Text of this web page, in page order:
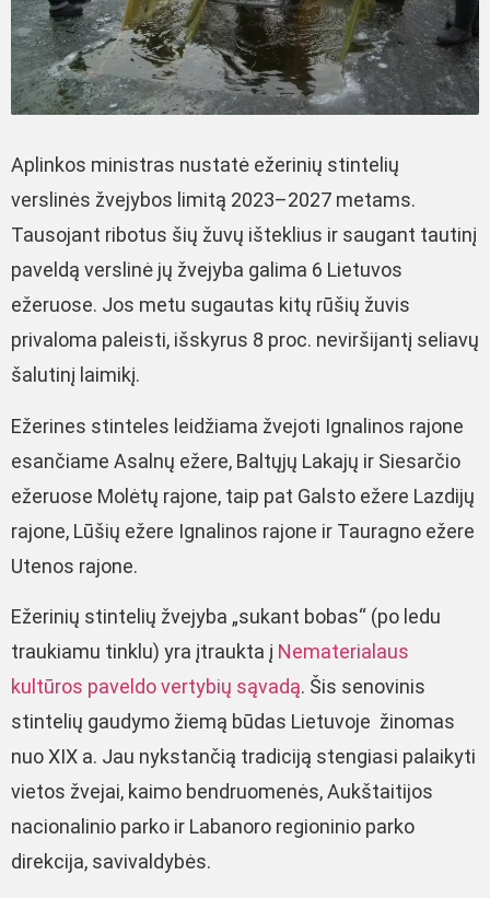
Aplinkos ministras nustatė ežerinių stintelių
verslinės žvejybos limitą 2023–2027 metams.
Tausojant ribotus šių žuvų išteklius ir saugant tautinį
paveldą verslinė jų žvejyba galima 6 Lietuvos
ežeruose. Jos metu sugautas kitų rūšių žuvis
privaloma paleisti, išskyrus 8 proc. neviršijantį seliavų
šalutinį laimikį.
Ežerines stinteles leidžiama žvejoti Ignalinos rajone
esančiame Asalnų ežere, Baltųjų Lakajų ir Siesarčio
ežeruose Molėtų rajone, taip pat Galsto ežere Lazdijų
rajone, Lūšių ežere Ignalinos rajone ir Tauragno ežere
Utenos rajone.
Ežerinių stintelių žvejyba „sukant bobas“ (po ledu
traukiamu tinklu) yra įtraukta į Nematerialaus
kultūros paveldo vertybių sąvadą. Šis senovinis
stintelių gaudymo žiemą būdas Lietuvoje žinomas
nuo XIX a. Jau nykstančią tradiciją stengiasi palaikyti
vietos žvejai, kaimo bendruomenės, Aukštaitijos
nacionalinio parko ir Labanoro regioninio parko
direkcija, savivaldybės.